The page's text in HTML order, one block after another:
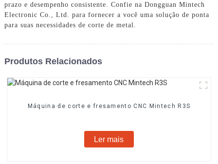
prazo e desempenho consistente. Confie na Dongguan Mintech
Electronic Co., Ltd. para fornecer a você uma solução de ponta
para suas necessidades de corte de metal.
Produtos Relacionados
Máquina de corte e fresamento CNC Mintech R3S
Ler mais